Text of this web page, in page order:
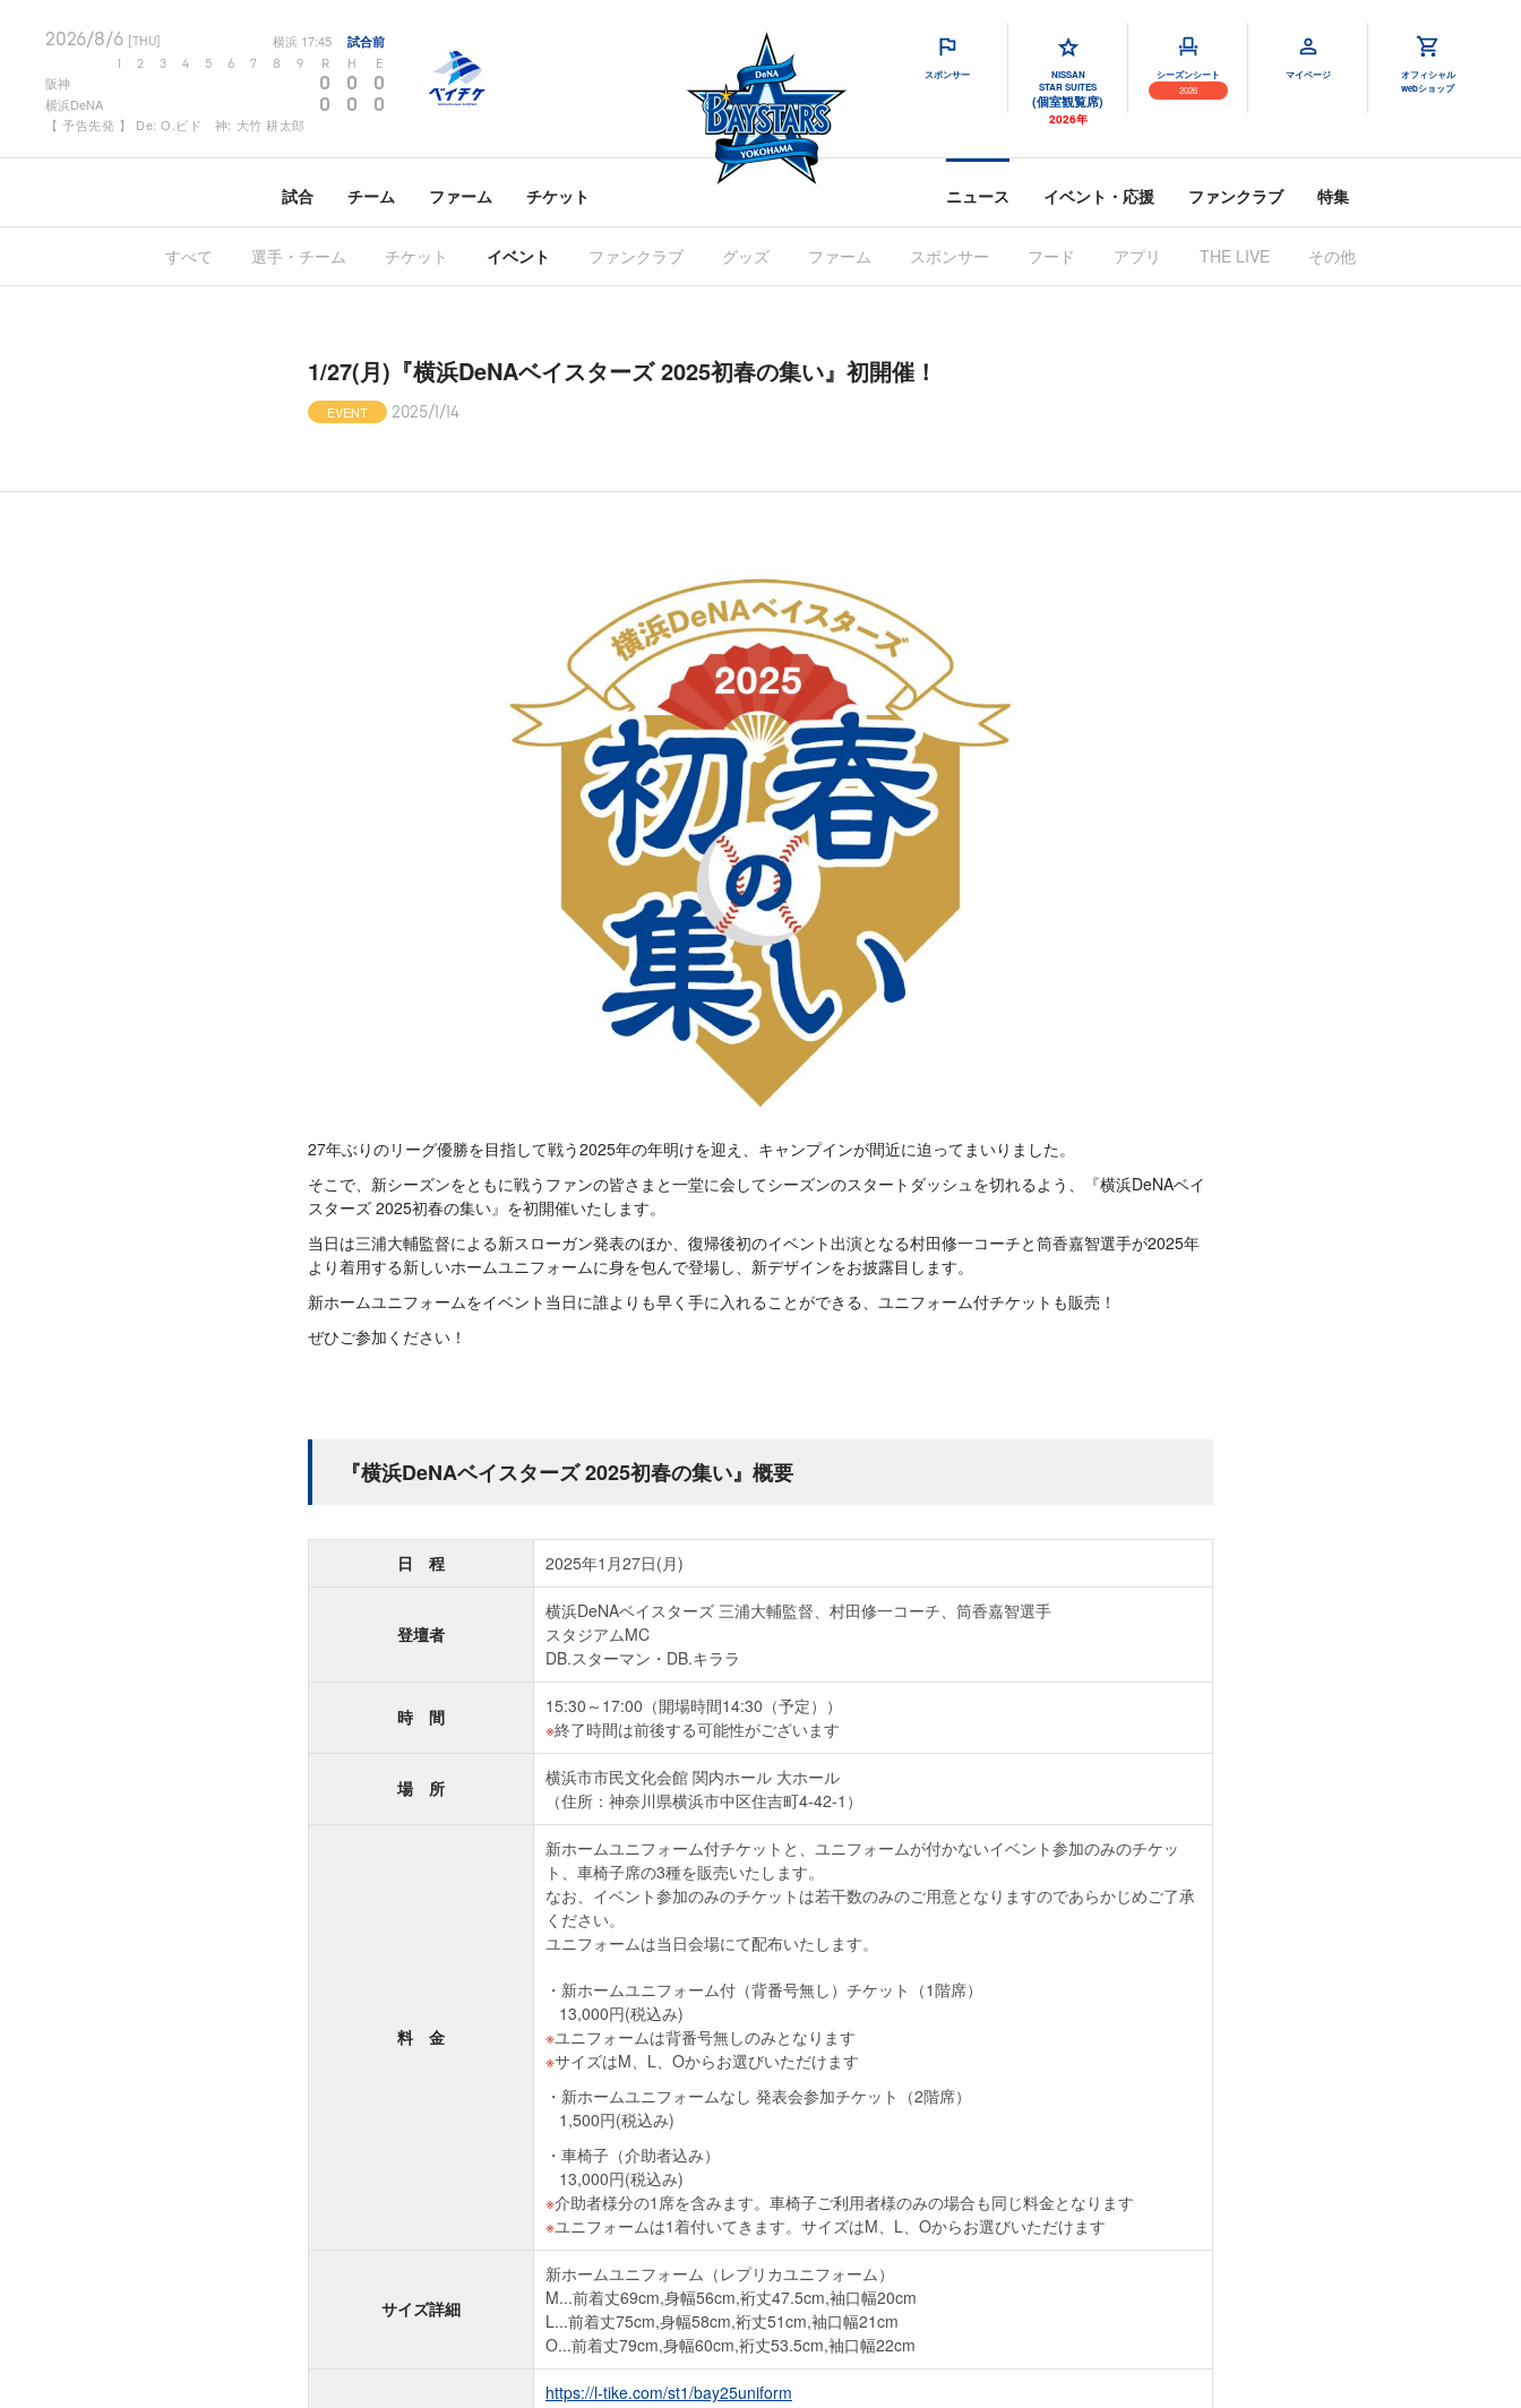
2026/8/6 [THU] 横浜 17:45 試合前
2 3 4 5 6 7 8 9 R H E
阪神 0 0 0
横浜DeNA 0 0 0
【 予告先発 】 De: O.ビド 神: 大竹 耕太郎
スポンサー
NISSAN
STAR SUITES
(個室観覧席)
2026年
シーズンシート
2026
マイページ
オフィシャル
webショップ
試合 チーム ファーム チケット ニュース イベント・応援 ファンクラブ 特集
すべて 選手・チーム チケット イベント ファンクラブ グッズ ファーム スポンサー フード アプリ THE LIVE その他
1/27(月)『横浜DeNAベイスターズ 2025初春の集い』初開催！
EVENT 2025/1/14
27年ぶりのリーグ優勝を目指して戦う2025年の年明けを迎え、キャンプインが間近に迫ってまいりました。
そこで、新シーズンをともに戦うファンの皆さまと一堂に会してシーズンのスタートダッシュを切れるよう、『横浜DeNAベイ
スターズ 2025初春の集い』を初開催いたします。
当日は三浦大輔監督による新スローガン発表のほか、復帰後初のイベント出演となる村田修一コーチと筒香嘉智選手が2025年
より着用する新しいホームユニフォームに身を包んで登場し、新デザインをお披露目します。
新ホームユニフォームをイベント当日に誰よりも早く手に入れることができる、ユニフォーム付チケットも販売！
ぜひご参加ください！
『横浜DeNAベイスターズ 2025初春の集い』概要
日 程 2025年1月27日(月)
登壇者
横浜DeNAベイスターズ 三浦大輔監督、村田修一コーチ、筒香嘉智選手
スタジアムMC
DB.スターマン・DB.キララ
時 間
15:30～17:00（開場時間14:30（予定））
終了時間は前後する可能性がございます
場 所
横浜市市民文化会館 関内ホール 大ホール
（住所：神奈川県横浜市中区住吉町4-42-1）
料 金
新ホームユニフォーム付チケットと、ユニフォームが付かないイベント参加のみのチケッ
ト、車椅子席の3種を販売いたします。
なお、イベント参加のみのチケットは若干数のみのご用意となりますのであらかじめご了承
ください。
ユニフォームは当日会場にて配布いたします。
新ホームユニフォーム付（背番号無し）チケット（1階席）
13,000円(税込み)
ユニフォームは背番号無しのみとなります
サイズはM、L、Oからお選びいただけます
新ホームユニフォームなし 発表会参加チケット（2階席）
1,500円(税込み)
車椅子（介助者込み）
13,000円(税込み)
介助者様分の1席を含みます。車椅子ご利用者様のみの場合も同じ料金となります
ユニフォームは1着付いてきます。サイズはM、L、Oからお選びいただけます
サイズ詳細
新ホームユニフォーム（レプリカユニフォーム）
M...前着丈69cm,身幅56cm,裄丈47.5cm,袖口幅20cm
L...前着丈75cm,身幅58cm,裄丈51cm,袖口幅21cm
O...前着丈79cm,身幅60cm,裄丈53.5cm,袖口幅22cm
https://l-tike.com/st1/bay25uniform